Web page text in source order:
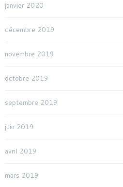
janvier 2020
décembre 2019
novembre 2019
octobre 2019
septembre 2019
juin 2019
avril 2019
mars 2019